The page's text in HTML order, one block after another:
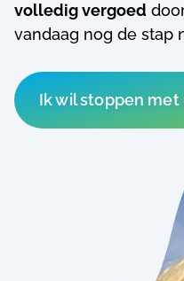
volledig vergoed
vandaag nog de stap
Ik wil stoppen met